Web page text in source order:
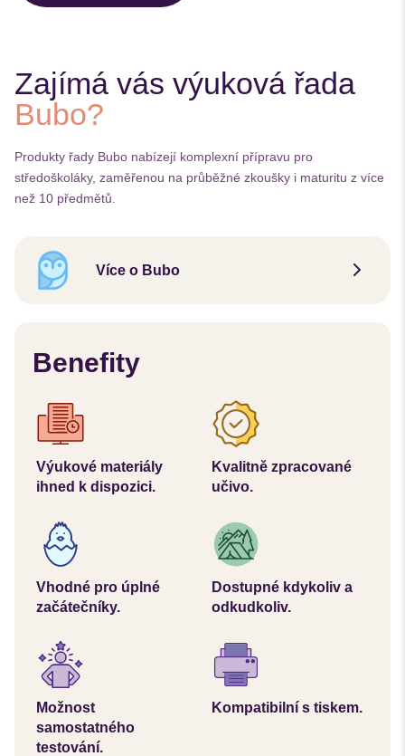
Benefity
Výukové materiály
ihned k dispozici.
Kvalitně zpracované
učivo.
Vhodné pro úplné
začátečníky.
Dostupné kdykoliv a
odkudkoliv.
Možnost
samostatného
testování.
Kompatibilní s tiskem.
Zajímá vás výuková řada
Bubo?
Produkty řady Bubo nabízejí komplexní přípravu pro
středoškoláky, zaměřenou na průběžné zkoušky i maturitu z více
než 10 předmětů.
Více o Bubo